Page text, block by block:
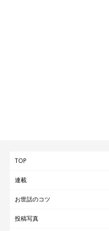
TOP
連載
お世話のコツ
投稿写真